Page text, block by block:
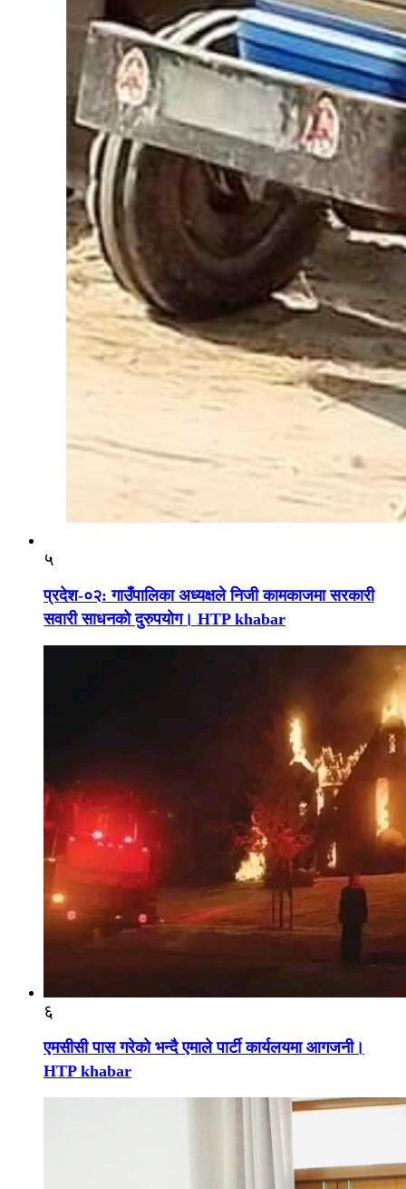
५
प्रदेश-०२: गाउँपालिका अध्यक्षले निजी कामकाजमा सरकारी
सवारी साधनको दुरुपयोग। HTP khabar
६
एमसीसी पास गरेको भन्दै एमाले पार्टी कार्यलयमा आगजनी।
HTP khabar